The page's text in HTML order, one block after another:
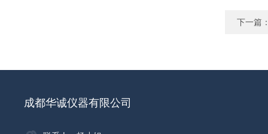
下一篇
成都华诚仪器有限公司